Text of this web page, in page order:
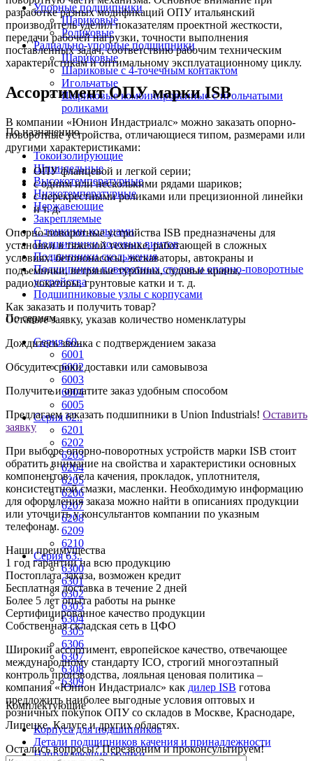
Упорные подшипники
Шариковые
Роликовые
Радиально-упорные подшипники
Шариковые
Шариковые с 4-точечным контактом
Игольчатые
Шариковые комбинированные с игольчатыми
роликами
По назначению
Токоизолирующие
Шпиндельные
Высокотемпературные
Низкотемпературные
Нержавеющие
Закрепляемые
С тонкими кольцами
Подшипники ходовых винтов
Подшипники скольжения
Подшипники поворотных столов и опорно-поворотные
устройства
Подшипниковые узлы с корпусами
По сериям
Серия 60..
6001
6002
6003
6004
6005
Серия 62..
6201
6202
6203
6204
6205
6206
6207
6208
6209
6210
Серия 63..
6300
6301
6302
6303
6304
6305
6306
6307
6308
6309
Комплектующие
Корпуса для подшипников
Детали подшипников качения и принадлежности
Направляющие ролики
разработке разных модификаций ОПУ итальянский
производитель уделил показателям проектной жесткости,
передачи рабочей нагрузки, точности выполнения
поставленных задач, соответствию рабочим техническим
характеристикам и оптимальному эксплуатационному циклу.
Ассортимент ОПУ марки ISB
В компании «Юнион Индастриалс» можно заказать опорно-
поворотные устройства, отличающиеся типом, размерами или
другими характеристиками:
ОПУ фланцевой и легкой серии;
с одним или несколькими рядами шариков;
с перекрестными роликами или прецизионной линейки
и т. д.
Опорно-поворотные устройства ISB предназначены для
установки в тяжелой технике, работающей в сложных
условиях: бетононасосы, экскаваторы, автокраны и
подъемники, ветряные турбины, судовые краны,
радиолокаторы, грунтовые катки и т. д.
Как заказать и получить товар?
Оставьте заявку, указав количество номенклатуры
Дождитесь звонка с подтверждением заказа
Обсудите сроки доставки или самовывоза
Получите и оплатите заказ удобным способом
Предлагаем заказать подшипники в Union Industrials! Оставить
заявку
При выборе опорно-поворотных устройств марки ISB стоит
обратить внимание на свойства и характеристики основных
компонентов: тела качения, прокладок, уплотнителя,
консистентной смазки, масленки. Необходимую информацию
для оформления заказа можно найти в описаниях продукции
или уточнить у консультантов компании по указным
телефонам.
Наши преимущества
1 год гарантии на всю продукцию
Постоплата заказа, возможен кредит
Бесплатная доставка в течение 2 дней
Более 5 лет опыта работы на рынке
Сертифицированное качество продукции
Собственная складская сеть в ЦФО
Широкий ассортимент, европейское качество, отвечающее
международному стандарту ICO, строгий многоэтапный
контроль производства, лояльная ценовая политика –
компания «Юнион Индастриалс» как дилер ISB готова
предложить наиболее выгодные условия оптовых и
розничных покупок ОПУ со складов в Москве, Краснодаре,
Липецке, Калуге и других областях.
Остались вопросы? Перезвоним и проконсультируем!